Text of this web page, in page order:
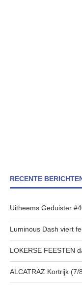
RECENTE
Uitheems Geduister
Luminous Dash viert
LOKERSE FEESTEN
ALCATRAZ Kortrijk (7/